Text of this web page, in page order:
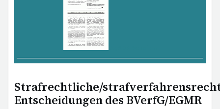
Strafrechtliche/
Entscheidungen des BVerfG/EGMR